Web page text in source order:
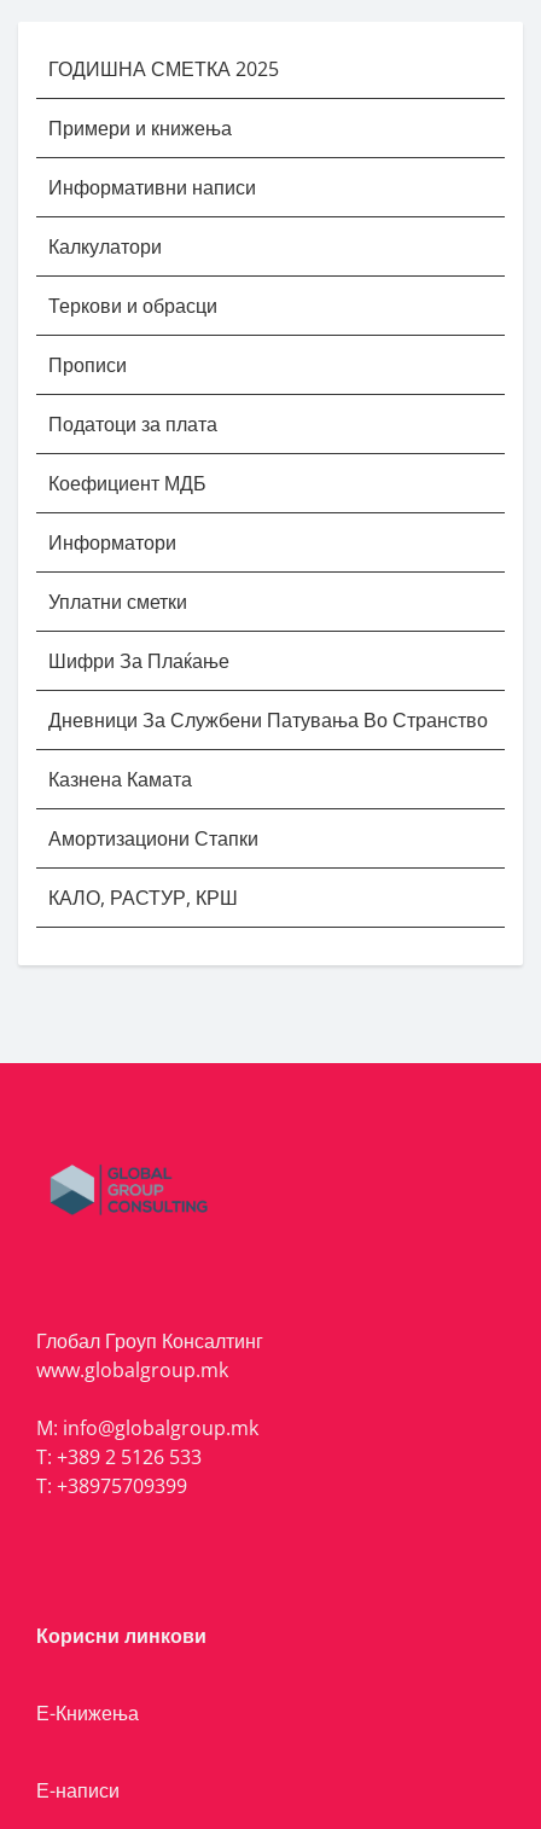
ГОДИШНА СМЕТКА 2025
Примери и книжења
Информативни написи
Калкулатори
Теркови и обрасци
Прописи
Податоци за плата
Коефициент МДБ
Информатори
Уплатни сметки
Шифри За Плаќање
Дневници За Службени Патувања Во Странство
Казнена Камата
Амортизациони Стапки
КАЛО, РАСТУР, КРШ
Глобал Гроуп Консалтинг
www.globalgroup.mk
M: info@globalgroup.mk
T: +389 2 5126 533
T: +38975709399
Корисни линкови
Е-Книжења
Е-написи